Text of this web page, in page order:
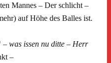
Mannes – Der schlicht –
auf Höhe des Balles ist.
was issen nu ditte – Herr
–